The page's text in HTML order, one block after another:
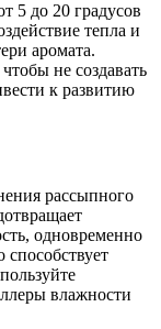
5 до 20 градусов
тепла и
аромата.
не создавать
к развитию
рассыпного
одновременно
влажности